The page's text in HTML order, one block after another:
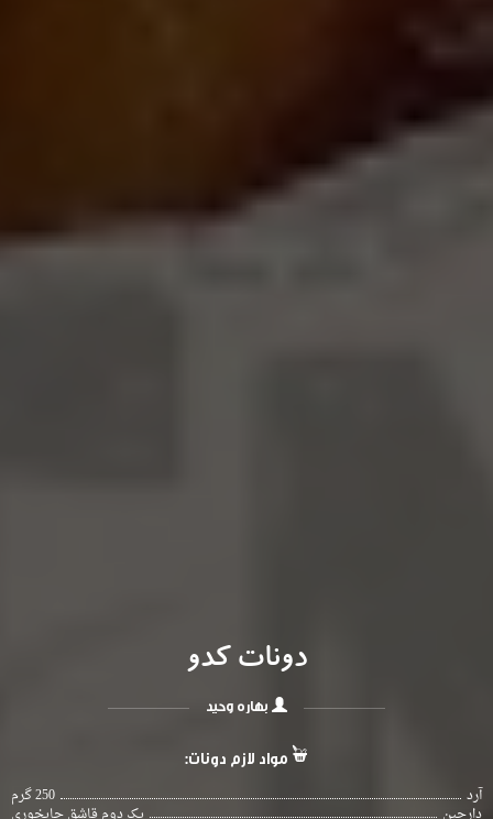
دونات کدو
بهاره وحید
مواد لازم دونات:
آرد 250 گرم